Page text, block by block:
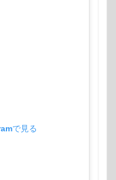
で見る